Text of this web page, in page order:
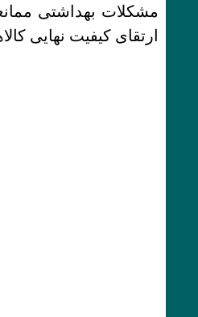
مشکلات بهداشتی
ارتقای کیفیت نهایی